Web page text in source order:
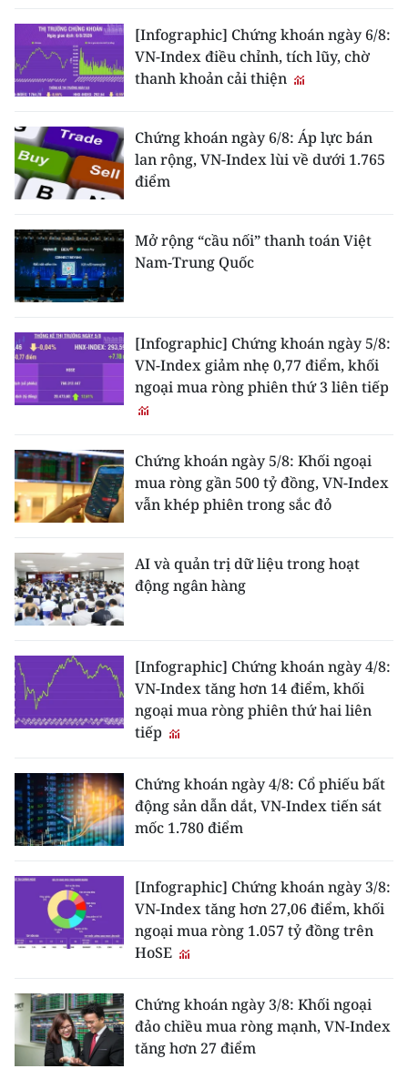
[Infographic] Chứng khoán ngày 6/8:
VN-Index điều chỉnh, tích lũy, chờ
thanh khoản cải thiện
Chứng khoán ngày 6/8: Áp lực bán
lan rộng, VN-Index lùi về dưới 1.765
điểm
Mở rộng “cầu nối” thanh toán Việt
Nam-Trung Quốc
[Infographic] Chứng khoán ngày 5/8:
VN-Index giảm nhẹ 0,77 điểm, khối
ngoại mua ròng phiên thứ 3 liên tiếp
Chứng khoán ngày 5/8: Khối ngoại
mua ròng gần 500 tỷ đồng, VN-Index
vẫn khép phiên trong sắc đỏ
AI và quản trị dữ liệu trong hoạt
động ngân hàng
[Infographic] Chứng khoán ngày 4/8:
VN-Index tăng hơn 14 điểm, khối
ngoại mua ròng phiên thứ hai liên
tiếp
Chứng khoán ngày 4/8: Cổ phiếu bất
động sản dẫn dắt, VN-Index tiến sát
mốc 1.780 điểm
[Infographic] Chứng khoán ngày 3/8:
VN-Index tăng hơn 27,06 điểm, khối
ngoại mua ròng 1.057 tỷ đồng trên
HoSE
Chứng khoán ngày 3/8: Khối ngoại
đảo chiều mua ròng mạnh, VN-Index
tăng hơn 27 điểm